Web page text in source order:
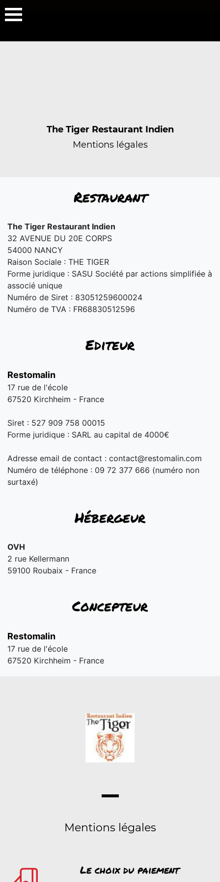
The Tiger Restaurant Indien
Mentions légales
Restaurant
The Tiger Restaurant Indien
32 AVENUE DU 20E CORPS
54000 NANCY
Raison Sociale : THE TIGER
Forme juridique : SASU Société par actions simplifiée à
associé unique
Numéro de Siret : 83051259600024
Numéro de TVA : FR68830512596
Editeur
Restomalin
17 rue de l'école
67520 Kirchheim - France
Siret : 527 909 758 00015
Forme juridique : SARL au capital de 4000€
Adresse email de contact : contact@restomalin.com
Numéro de téléphone : 09 72 377 666 (numéro non
surtaxé)
Hébergeur
OVH
2 rue Kellermann
59100 Roubaix - France
Concepteur
Restomalin
17 rue de l'école
67520 Kirchheim - France
Mentions légales
Le choix du paiement